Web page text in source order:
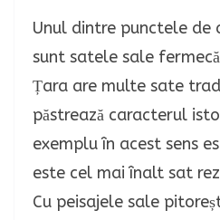
Unul dintre punctele de
sunt satele sale
Țara are multe sate
păstrează caracterul
exemplu în acest sens
este cel mai înalt sat
Cu peisajele sale